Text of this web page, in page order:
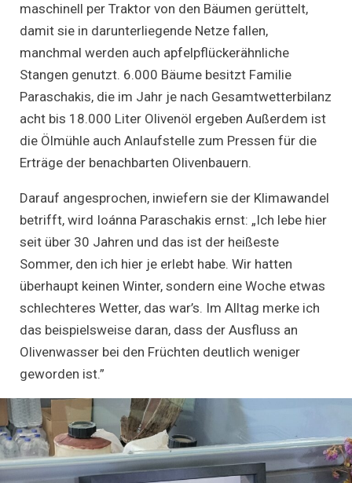
maschinell per Traktor von den Bäumen gerüttelt,
damit sie in darunterliegende Netze fallen,
manchmal werden auch apfelpflückerähnliche
Stangen genutzt. 6.000 Bäume besitzt Familie
Paraschakis, die im Jahr je nach Gesamtwetterbilanz
acht bis 18.000 Liter Olivenöl ergeben Außerdem ist
die Ölmühle auch Anlaufstelle zum Pressen für die
Erträge der benachbarten Olivenbauern.
Darauf angesprochen, inwiefern sie der Klimawandel
betrifft, wird Ioánna Paraschakis ernst: „Ich lebe hier
seit über 30 Jahren und das ist der heißeste
Sommer, den ich hier je erlebt habe. Wir hatten
überhaupt keinen Winter, sondern eine Woche etwas
schlechteres Wetter, das war’s. Im Alltag merke ich
das beispielsweise daran, dass der Ausfluss an
Olivenwasser bei den Früchten deutlich weniger
geworden ist.”